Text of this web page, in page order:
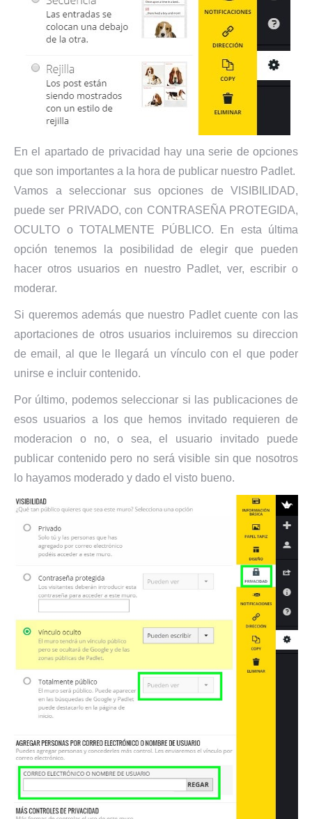
En el apartado de privacidad hay una serie de opciones
que son importantes a la hora de publicar nuestro Padlet.
Vamos a seleccionar sus opciones de VISIBILIDAD,
puede ser PRIVADO, con CONTRASEÑA PROTEGIDA,
OCULTO o TOTALMENTE PÚBLICO. En esta última
opción tenemos la posibilidad de elegir que pueden
hacer otros usuarios en nuestro Padlet, ver, escribir o
moderar.
Si queremos además que nuestro Padlet cuente con las
aportaciones de otros usuarios incluiremos su direccion
de email, al que le llegará un vínculo con el que poder
unirse e incluir contenido.
Por último, podemos seleccionar si las publicaciones de
esos usuarios a los que hemos invitado requieren de
moderacion o no, o sea, el usuario invitado puede
publicar contenido pero no será visible sin que nosotros
lo hayamos moderado y dado el visto bueno.